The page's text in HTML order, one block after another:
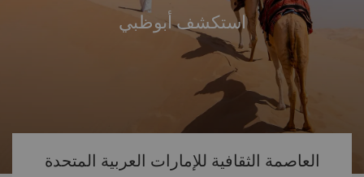
استكشف أبوظبي
العاصمة الثقافية للإمارات العربية المتحدة